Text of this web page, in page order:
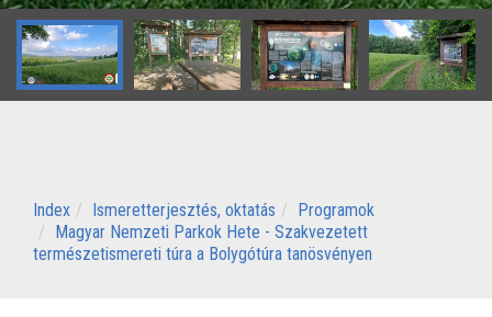
Index Ismeretterjesztés, oktatás
Programok
Magyar Nemzeti Parkok Hete - Szakvezetett
természetismereti túra a Bolygótúra tanösvényen